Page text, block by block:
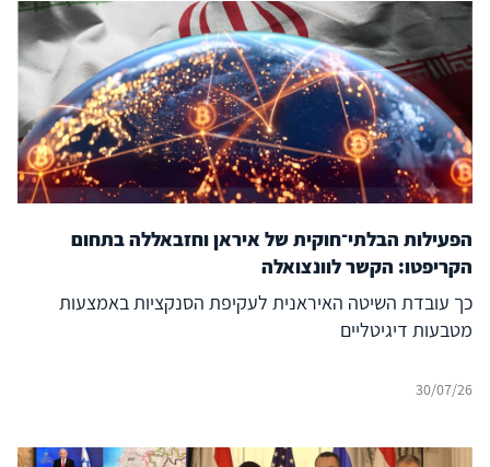
הפעילות הבלתי־חוקית של איראן וחזבאללה בתחום
הקריפטו: הקשר לוונצואלה
כך עובדת השיטה האיראנית לעקיפת הסנקציות באמצעות
מטבעות דיגיטליים
30/07/26